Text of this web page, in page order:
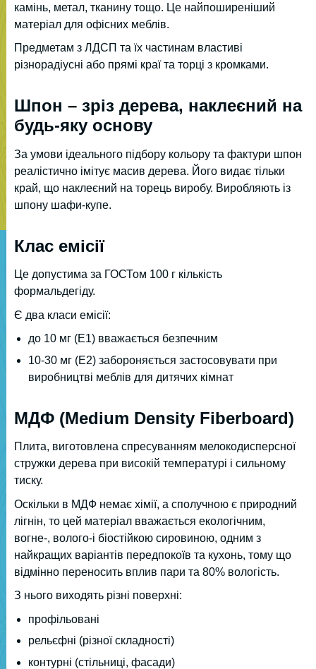
камінь, метал, тканину тощо. Це найпоширеніший
матеріал для офісних меблів.
Предметам з ЛДСП та їх частинам властиві
різнорадіусні або прямі краї та торці з кромками.
Шпон – зріз дерева, наклеєний на
будь-яку основу
За умови ідеального підбору кольору та фактури шпон
реалістично імітує масив дерева. Його видає тільки
край, що наклеєний на торець виробу. Виробляють із
шпону шафи-купе.
Клас емісії
Це допустима за ГОСТом 100 г кількість
формальдегіду.
Є два класи емісії:
до 10 мг (Е1) вважається безпечним
10-30 мг (Е2) забороняється застосовувати при
виробництві меблів для дитячих кімнат
МДФ (Medium Density Fiberboard)
Плита, виготовлена спресуванням мелокодисперсної
стружки дерева при високій температурі і сильному
тиску.
Оскільки в МДФ немає хімії, а сполучною є природний
лігнін, то цей матеріал вважається екологічним,
вогне-, волого-і біостійкою сировиною, одним з
найкращих варіантів передпокоїв та кухонь, тому що
відмінно переносить вплив пари та 80% вологість.
З нього виходять різні поверхні:
профільовані
рельєфні (різної складності)
контурні (стільниці, фасади)